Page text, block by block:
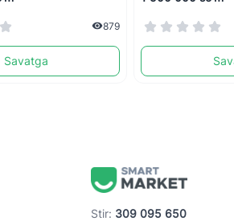
879
Savatga
Stir: 309 095 650